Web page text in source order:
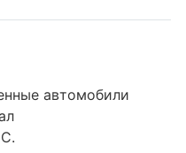
автомобили